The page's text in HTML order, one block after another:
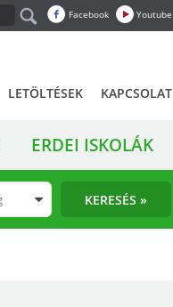
Facebook Youtube
LETÖLTÉSEK KAPCSOLAT
ERDEI ISKOLÁK
KERESÉS »